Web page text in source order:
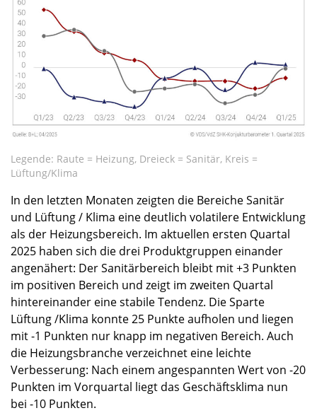
Legende: Raute = Heizung, Dreieck = Sanitär, Kreis =
Lüftung/Klima
In den letzten Monaten zeigten die Bereiche Sanitär
und Lüftung / Klima eine deutlich volatilere Entwicklung
als der Heizungsbereich. Im aktuellen ersten Quartal
2025 haben sich die drei Produktgruppen einander
angenähert: Der Sanitärbereich bleibt mit +3 Punkten
im positiven Bereich und zeigt im zweiten Quartal
hintereinander eine stabile Tendenz. Die Sparte
Lüftung /Klima konnte 25 Punkte aufholen und liegen
mit -1 Punkten nur knapp im negativen Bereich. Auch
die Heizungsbranche verzeichnet eine leichte
Verbesserung: Nach einem angespannten Wert von -20
Punkten im Vorquartal liegt das Geschäftsklima nun
bei -10 Punkten.